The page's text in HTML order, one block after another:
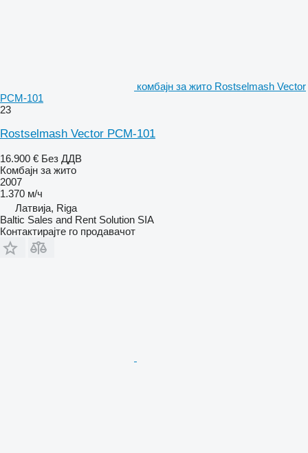
комбајн за жито Rostselmash Vector
PCM-101
23
Rostselmash Vector PCM-101
16.900 € Без ДДВ
Комбајн за жито
2007
1.370 м/ч
Латвија, Riga
Baltic Sales and Rent Solution SIA
Контактирајте го продавачот